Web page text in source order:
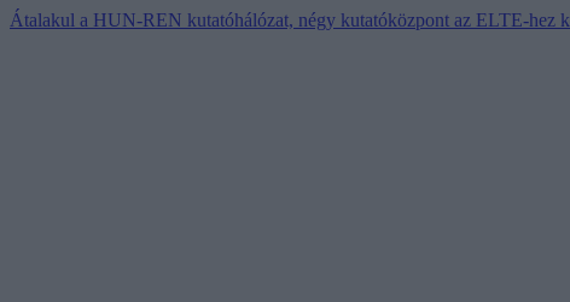
Átalakul a HUN-REN kutatóhálózat, négy kutatóközpont az ELTE-hez